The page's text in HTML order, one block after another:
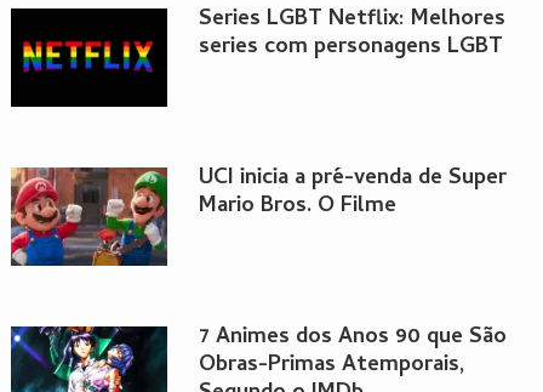
Series LGBT Netflix: Melhores
series com personagens LGBT
UCI inicia a pré-venda de Super
Mario Bros. O Filme
7 Animes dos Anos 90 que São
Obras-Primas Atemporais,